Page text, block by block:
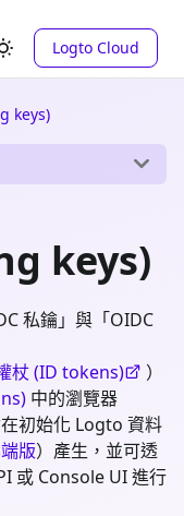
Logto Cloud
keys)
keys)
私鑰」與「OIDC
杖 (ID tokens)
）
中的瀏覽器
初始化 Logto 資料
版）產生，並可透
或 Console UI 進行